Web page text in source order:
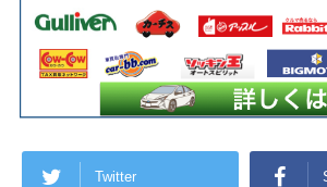
Twitter